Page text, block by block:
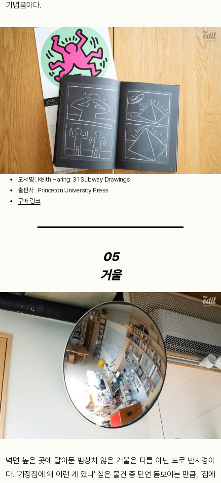
기념품이다.
도서명 : Keith Haring: 31 Subway Drawings
출판사 : Princeton University Press
구매 링크
05
거울
벽면 높은 곳에 달아둔 범상치 않은 거울은 다름 아닌 도로 반사경이
다. ‘가정집에 왜 이런 게 있나’ 싶은 물건 중 단연 돋보이는 만큼, ‘집에